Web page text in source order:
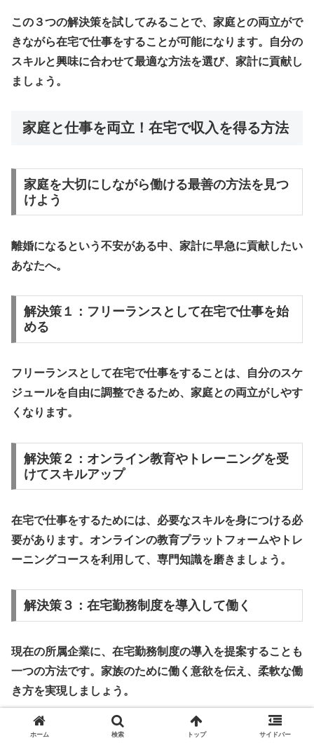
この３つの解決策を試してみることで、家庭との両立がで
きながら在宅で仕事をすることが可能になります。自分の
スキルと興味に合わせて最適な方法を選び、家計に貢献し
ましょう。
家庭と仕事を両立！在宅で収入を得る方法
家庭を大切にしながら働ける最善の方法を見つ
けよう
離婚になるという不安がある中、 家計に早急に貢献したい
あなたへ。
解決策１：フリーランスとして在宅で仕事を始
める
フリーランスとして在宅で仕事をすることは、
自分のスケ
ジュールを自由に調整できるため、家庭との両立がしやす
くなります。
解決策２：オンライン教育やトレーニングを受
けてスキルアップ
在宅で仕事をするためには、 必要なスキルを身につける必
要があります。オンラインの教育プラットフォームやトレ
ーニングコースを利用して、専門知識を磨きましょう。
解決策３：在宅勤務制度を導入して働く
現在の所属企業に、在宅勤務制度の導入を提案することも
一つの方法です。 家族のために働く意欲を伝え 、柔軟な働
き方を実現しましょう。
解決策４：副業を始めて収入源を増やす
ホーム 検索 トップ サイドバー